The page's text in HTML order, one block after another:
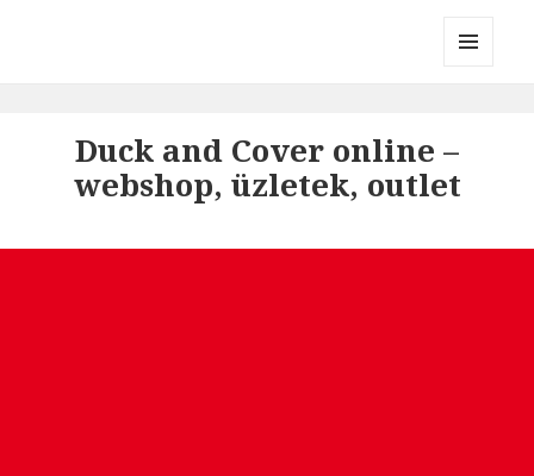
Duck and Cover online –
webshop, üzletek, outlet